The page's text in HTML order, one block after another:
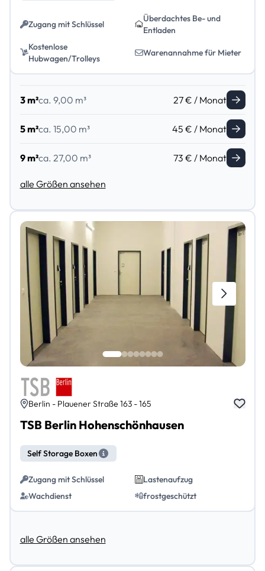
Zugang mit Schlüssel
Überdachtes Be- und
Entladen
Kostenlose
Hubwagen/Trolleys
Warenannahme für Mieter
3 m²ca. 9,00 m³ 27 € / Monat
5 m²ca. 15,00 m³ 45 € / Monat
9 m²ca. 27,00 m³ 73 € / Monat
alle Größen ansehen
Berlin - Plauener Straße 163 - 165
TSB Berlin Hohenschönhausen
Self Storage Boxen
Zugang mit Schlüssel
Lastenaufzug
Wachdienst
frostgeschützt
alle Größen ansehen